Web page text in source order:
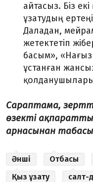
айтасыз. Біз
ұзатудың
Даладан,
жетектетіп
басым», «Нағыз
ұстанған
Сараптама,
өзекті
арнасынан
Әнші Отбасы
Қыз ұзату
салт-